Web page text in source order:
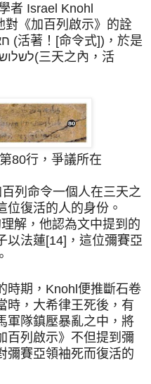
者 Israel Knohl
對《加百列啟示》的詮
80行，爭議所在
列命令一個人在三天之
位復活的人的身份。
解，他認為文中提到的
以法蓮[14]，這位彌賽亞
時期，Knohl便推斷石卷
時，大希律王死後，有
軍隊鎮壓暴亂之中，將
百列啟示》 不但提到彌
彌賽亞領袖死而復活的